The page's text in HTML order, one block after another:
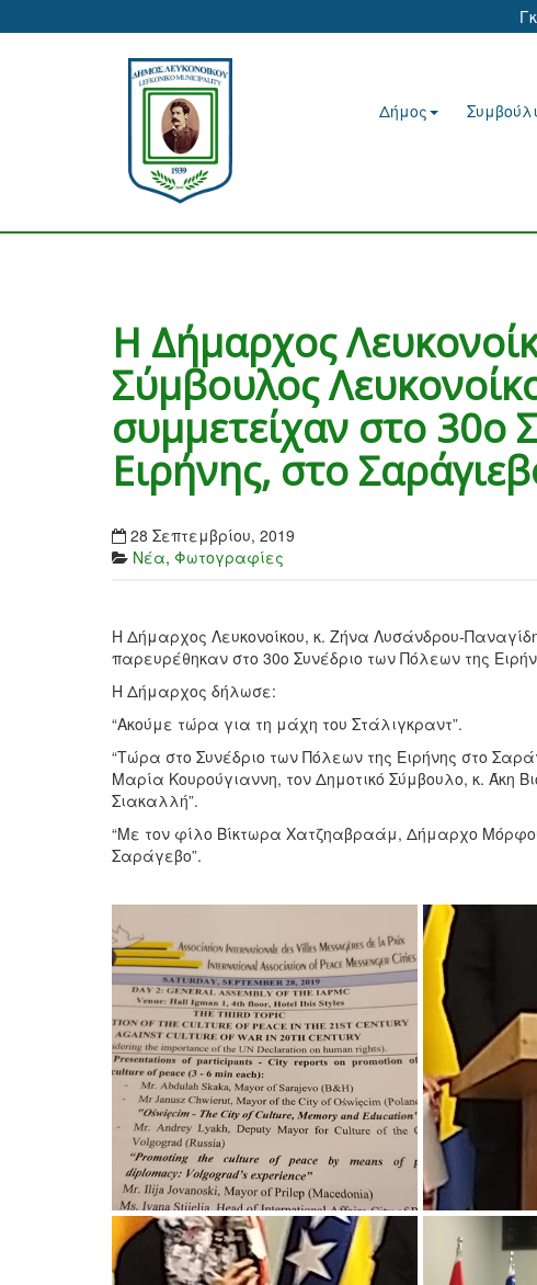
Δήμος
Η Δήμαρχος
Σύμβουλος
συμμετείχαν στο 30ο
Ειρήνης, στο
28 Σεπτεμβρίου, 2019
Νέα, Φωτογραφίες
Η Δήμαρχος Λευκονοίκου, κ. Ζήνα Λυσάνδρου-
παρευρέθηκαν στο 30ο Συνέδριο των Πόλεων της
Η Δήμαρχος δήλωσε:
“Ακούμε τώρα για τη μάχη του Στάλιγκραντ”.
“Τώρα στο Συνέδριο των Πόλεων της Ειρήνης στο
Μαρία Κουρούγιαννη, τον Δημοτικό Σύμβουλο, κ. Άκη
Σιακαλλή”.
“Με τον φίλο Βίκτωρα Χατζηαβραάμ, Δήμαρχο
Σαράγεβο”.